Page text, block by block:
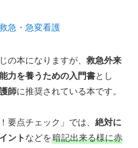
急・急変看護
の本になりますが、救急外来
力を養うための入門書とし
師に推奨されている本です。
要点チェック」では、 絶対に
ント などを暗記出来る様に赤